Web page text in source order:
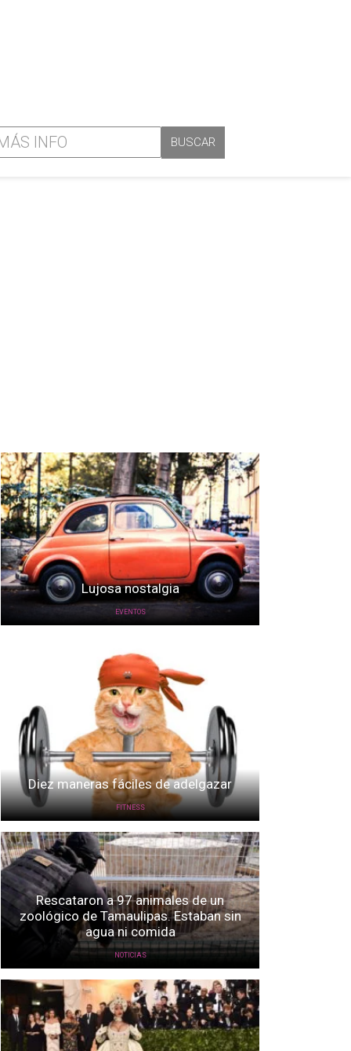
Lujosa nostalgia
EVENTOS
Diez maneras fáciles de adelgazar
FITNESS
Rescataron a 97 animales de un
zoológico de Tamaulipas. Estaban sin
agua ni comida
NOTICIAS